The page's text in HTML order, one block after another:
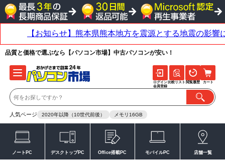
品質と価格で選ぶなら【パソコン市場】中古パソコンが安い！
人気ページ 2020年以降（10世代前後） メモリ16GB
ログイン
会員登録
比較リスト 閲覧履歴 カート
ノートPC デスクトップPC Office搭載PC モバイルPC 店舗一覧